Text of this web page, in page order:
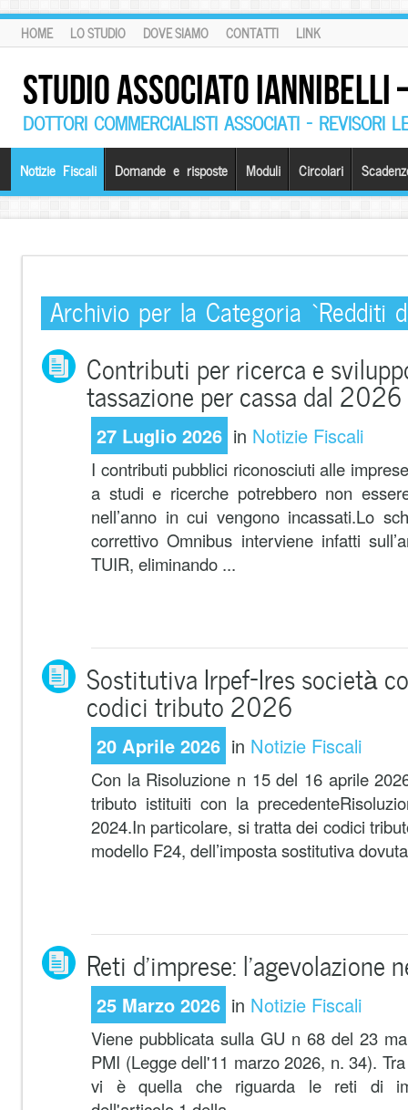
HOME LO STUDIO DOVE SIAMO CONTATTI LINK
STUDIO ASSOCIATO
DOTTORI COMMERCIALISTI ASSOCIATI – REVISORI
Notizie Fiscali Domande e risposte Moduli Circolari
Archivio per la Categoria ‘Redditi
Contributi per ricerca e
tassazione per cassa dal 2026
27 Luglio 2026 in Notizie Fiscali
I contributi pubblici riconosciuti alle
a studi e ricerche potrebbero non
nell’anno in cui vengono incassati.Lo
correttivo Omnibus interviene infatti
TUIR, eliminando ...
Sostitutiva Irpef-Ires società
codici tributo 2026
20 Aprile 2026 in Notizie Fiscali
Con la Risoluzione n 15 del 16 aprile
tributo istituiti con la
2024.In particolare, si tratta dei codici
modello F24, dell’imposta sostitutiva
Reti d’imprese: l’agevolazione
25 Marzo 2026 in Notizie Fiscali
Viene pubblicata sulla GU n 68 del 23
PMI (Legge dell'11 marzo 2026, n. 34).
vi è quella che riguarda le reti di